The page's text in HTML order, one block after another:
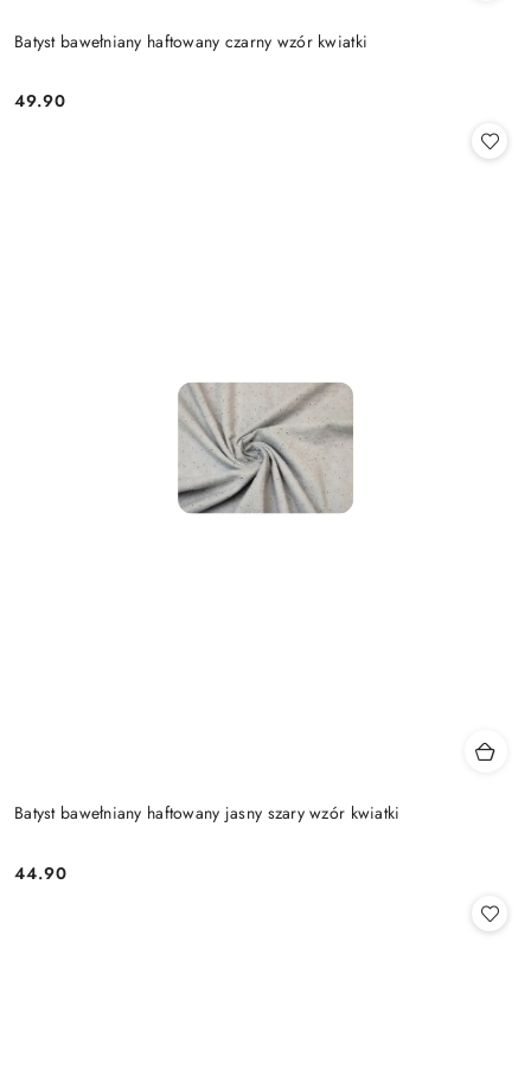
Batyst bawełniany haftowany czarny wzór kwiatki
Cena:
49.90
Batyst bawełniany haftowany jasny szary wzór kwiatki
Cena:
44.90